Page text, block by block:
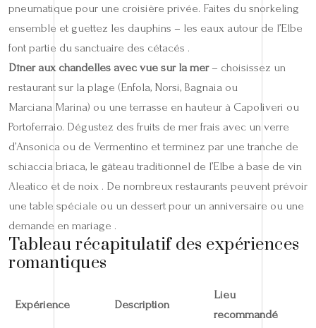
pneumatique pour une croisière privée. Faites du snorkeling
ensemble et guettez les dauphins – les eaux autour de l’Elbe
font partie du sanctuaire des cétacés .
Dîner aux chandelles avec vue sur la mer– choisissez un
restaurant sur la plage (Enfola, Norsi, Bagnaia ou
Marciana Marina) ou une terrasse en hauteur à Capoliveri ou
Portoferraio. Dégustez des fruits de mer frais avec un verre
d’Ansonica ou de Vermentino et terminez par une tranche de
schiaccia briaca, le gâteau traditionnel de l’Elbe à base de vin
Aleatico et de noix . De nombreux restaurants peuvent prévoir
une table spéciale ou un dessert pour un anniversaire ou une
demande en mariage .
Tableau récapitulatif des expériences
romantiques
Expérience Description
Lieu
recommandé